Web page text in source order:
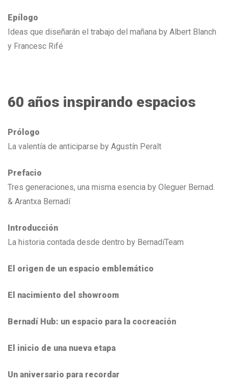
Epílogo
Ideas que diseñarán el trabajo del mañana by Albert Blanch
y Francesc Rifé
60 años inspirando espacios
Prólogo
La valentía de anticiparse by Agustín Peralt
Prefacio
Tres generaciones, una misma esencia by Oleguer Bernad.
& Arantxa Bernadí
Introducción
La historia contada desde dentro by BernadíTeam
El origen de un espacio emblemático
El nacimiento del showroom
Bernadí Hub: un espacio para la cocreación
El inicio de una nueva etapa
Un aniversario para recordar